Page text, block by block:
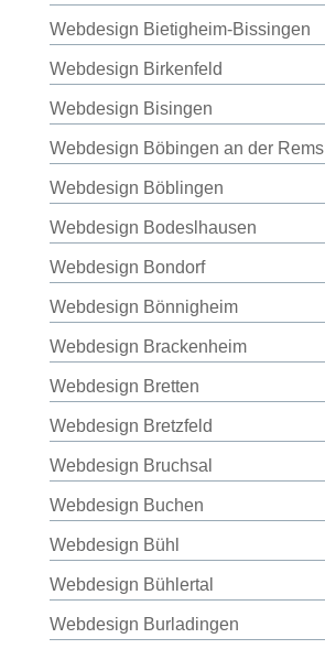
Webdesign Bietigheim-Bissingen
Webdesign Birkenfeld
Webdesign Bisingen
Webdesign Böbingen an der Rems
Webdesign Böblingen
Webdesign Bodeslhausen
Webdesign Bondorf
Webdesign Bönnigheim
Webdesign Brackenheim
Webdesign Bretten
Webdesign Bretzfeld
Webdesign Bruchsal
Webdesign Buchen
Webdesign Bühl
Webdesign Bühlertal
Webdesign Burladingen